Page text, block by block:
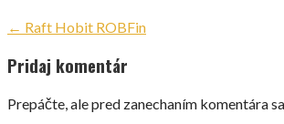
Navigácia
v
článku
← Raft Hobit ROBFin
Pridaj komentár
Prepáčte, ale pred zanechaním komentára